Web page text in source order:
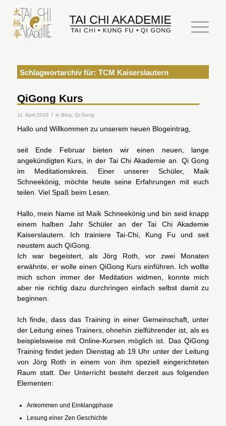
Schlagwortarchiv für: TCM Kaiserslautern
QiGong Kurs
11. April 2016 / in Blog Qi Gong
Hallo und Willkommen zu unserem neuen Blogeintrag,
seit Ende Februar bieten wir einen neuen, lange
angekündigten Kurs, in der Tai Chi Akademie an. Qi Gong
im Meditationskreis. Einer unserer Schüler, Maik
Schneekönig, möchte heute seine Erfahrungen mit euch
teilen. Viel Spaß beim Lesen.
Hallo, mein Name ist Maik Schneekönig und bin seid knapp
einem halben Jahr Schüler an der Tai Chi Akademie
Kaiserslautern. Ich trainiere Tai-Chi, Kung Fu und seit
neustem auch QiGong.
Ich war begeistert, als Jörg Roth, vor zwei Monaten
erwähnte, er wolle einen QiGong Kurs einführen. Ich wollte
mich schon immer der Meditation widmen, konnte mich
aber nie richtig dazu durchringen einfach selbst damit zu
beginnen.
Ich finde, dass das Training in einer Gemeinschaft, unter
der Leitung eines Trainers, ohnehin zielführender ist, als es
beispielsweise mit Online-Kursen möglich ist. Das QiGong
Training findet jeden Dienstag ab 19 Uhr unter der Leitung
von Jörg Roth in einem von ihm speziell eingerichteten
Raum statt. Der Unterricht besteht derzeit aus folgenden
Elementen:
Ankommen und Einklangphase
Lesung einer Zen Geschichte